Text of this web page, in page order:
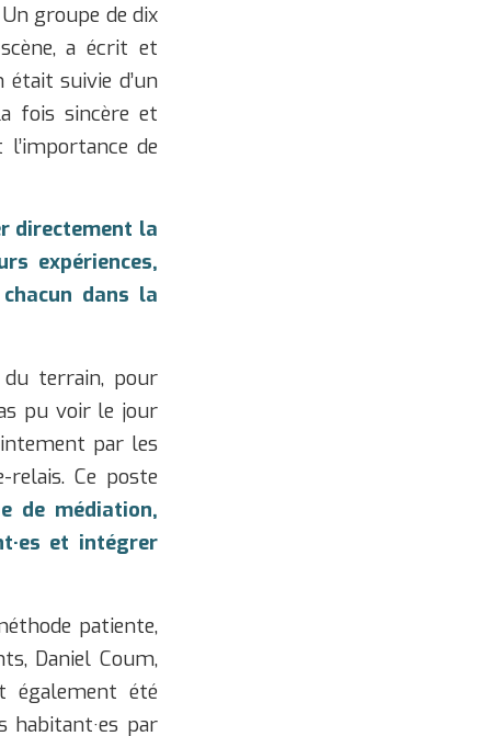
groupe de dix
a écrit et
suivie d’un
fois sincère et
de
directement la
expériences,
dans la
terrain, pour
pu voir le jour
par les
Ce poste
de médiation,
et intégrer
patiente,
Daniel Coum,
également été
habitant·es par